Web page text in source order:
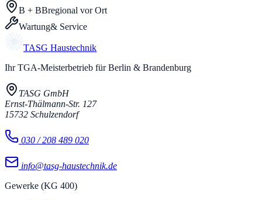
B + BBregional vor Ort
Wartung& Service
TASG Haustechnik
Ihr TGA-Meisterbetrieb für Berlin & Brandenburg
TASG GmbH
Ernst-Thälmann-Str. 127
15732 Schulzendorf
030 / 208 489 020
info@tasg-haustechnik.de
Gewerke (KG 400)